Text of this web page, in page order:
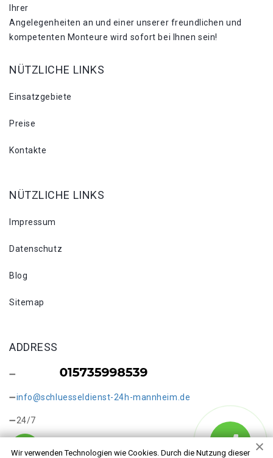
Wir verwenden Technologien wie Cookies. Durch die Nutzung dieser
Ihrer
Angelegenheiten an und einer unserer freundlichen und
kompetenten Monteure wird sofort bei Ihnen sein!
NÜTZLICHE LINKS
Einsatzgebiete
Preise
Kontakte
NÜTZLICHE LINKS
Impressum
Datenschutz
Blog
Sitemap
ADDRESS
info@schluesseldienst-24h-mannheim.de
24/7